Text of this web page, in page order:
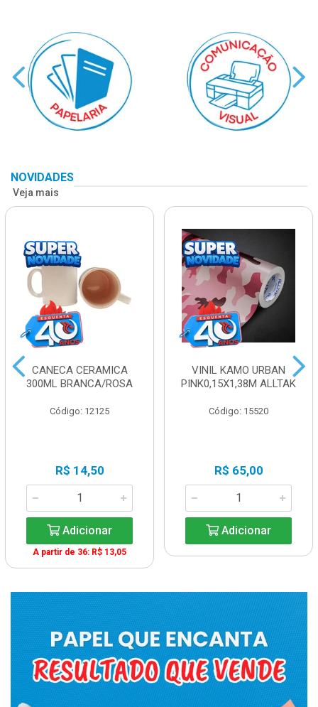
NOVIDADES
Veja mais
CANECA CERAMICA
300ML BRANCA/ROSA
Código: 12125
R$ 14,50
Adicionar
A partir de 36: R$ 13,05
VINIL KAMO URBAN
PINK0,15X1,38M ALLTAK
Código: 15520
R$ 65,00
Adicionar